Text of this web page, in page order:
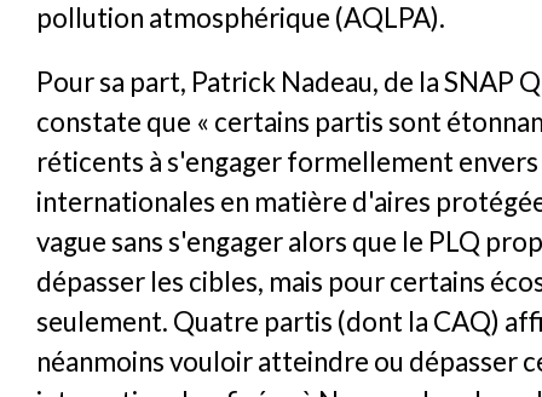
pollution atmosphérique (AQLPA).
Pour sa part, Patrick Nadeau, de la SNAP
constate que « certains partis sont
réticents à s'engager formellement
internationales en matière d'aires
vague sans s'engager alors que le PLQ
dépasser les cibles, mais pour certains
seulement. Quatre partis (dont la CAQ)
néanmoins vouloir atteindre ou dépasser